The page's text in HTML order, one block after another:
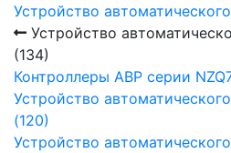
Устройство
Устройство
(134)
Контроллеры АВР серии
Устройство
(120)
Устройство